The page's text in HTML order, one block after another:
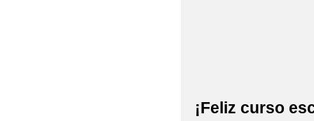
¡Feliz curso